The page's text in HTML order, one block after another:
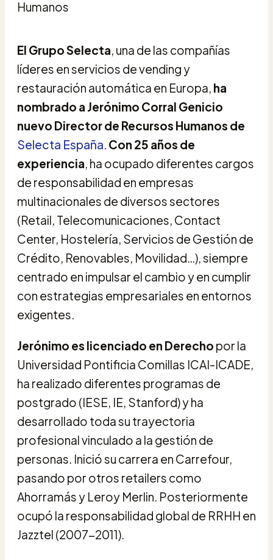
El Grupo Selecta, una de las compañías
líderes en servicios de vending y
restauración automática en Europa, ha
nombrado a Jerónimo Corral Genicio
nuevo Director de Recursos Humanos de
Selecta España. Con 25 años de
experiencia, ha ocupado diferentes cargos
de responsabilidad en empresas
multinacionales de diversos sectores
(Retail, Telecomunicaciones, Contact
Center, Hostelería, Servicios de Gestión de
Crédito, Renovables, Movilidad…), siempre
centrado en impulsar el cambio y en cumplir
con estrategias empresariales en entornos
exigentes.
Jerónimo es licenciado en Derecho por la
Universidad Pontificia Comillas ICAI-ICADE,
ha realizado diferentes programas de
postgrado (IESE, IE, Stanford) y ha
desarrollado toda su trayectoria
profesional vinculado a la gestión de
personas. Inició su carrera en Carrefour,
pasando por otros retailers como
Ahorramás y Leroy Merlin. Posteriormente
ocupó la responsabilidad global de RRHH en
Jazztel (2007-2011).